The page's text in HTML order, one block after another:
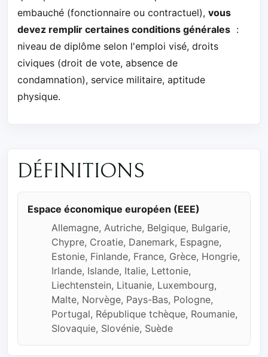
embauché (fonctionnaire ou contractuel), vous
devez remplir certaines conditions générales :
niveau de diplôme selon l'emploi visé, droits
civiques (droit de vote, absence de
condamnation), service militaire, aptitude
physique.
DÉFINITIONS
Espace économique européen (EEE)
Allemagne, Autriche, Belgique, Bulgarie,
Chypre, Croatie, Danemark, Espagne,
Estonie, Finlande, France, Grèce, Hongrie,
Irlande, Islande, Italie, Lettonie,
Liechtenstein, Lituanie, Luxembourg,
Malte, Norvège, Pays-Bas, Pologne,
Portugal, République tchèque, Roumanie,
Slovaquie, Slovénie, Suède